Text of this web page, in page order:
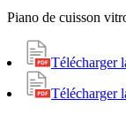
Piano de cuisson
Télécharger
Télécharger